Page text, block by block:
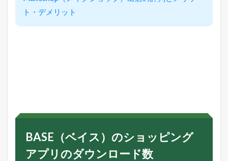
ト・デメリット
BASE（ベイス）のショッピング
アプリのダウンロード数